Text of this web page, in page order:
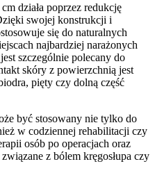
działa poprzez redukcję
swojej konstrukcji i
się do naturalnych
najbardziej narażonych
szczególnie polecany do
skóry z powierzchnią jest
pięty czy dolną część
być stosowany nie tylko do
w codziennej rehabilitacji czy
osób po operacjach oraz
z bólem kręgosłupa czy